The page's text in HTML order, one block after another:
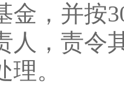
金，并按
人，责令
。